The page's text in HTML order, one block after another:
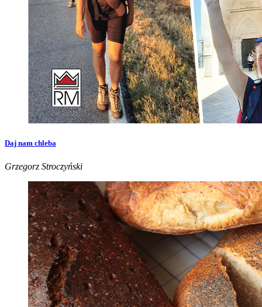
Daj nam chleba
Grzegorz Stroczyński